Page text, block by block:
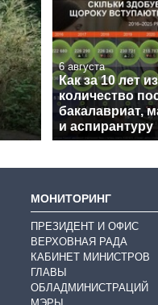
6 августа
Как за 10 лет
количество
бакалавриат,
и аспирантуру
МОНИТОРИНГ
ПРЕЗИДЕНТ И ОФИС
ВЕРХОВНАЯ РАДА
КАБИНЕТ МИНИСТРОВ
ГЛАВЫ
ОБЛАДМИНИСТРАЦИЙ